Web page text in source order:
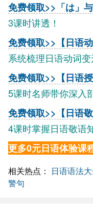
免费领取>>「は」
3课时讲透！
免费领取>>【日语
系统梳理日语动词
免费领取>>【日语
5课时名师带你深入
免费领取>>【日语
4课时掌握日语敬语
更多0元日语体验课
相关热点： 日语语法
警句